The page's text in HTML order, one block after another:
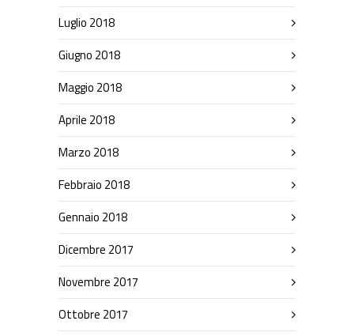
Luglio 2018
Giugno 2018
Maggio 2018
Aprile 2018
Marzo 2018
Febbraio 2018
Gennaio 2018
Dicembre 2017
Novembre 2017
Ottobre 2017